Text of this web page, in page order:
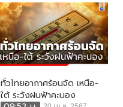
ทั่วไทยอากาศร้อนจัด เหนือ-
ใต้ ระวังฝนฟ้าคะนอง